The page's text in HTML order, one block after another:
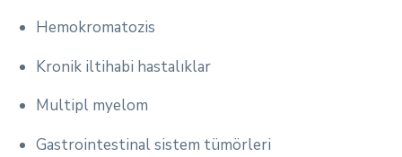
Hemokromatozis
Kronik iltihabi hastalıklar
Multipl myelom
Gastrointestinal sistem tümörleri